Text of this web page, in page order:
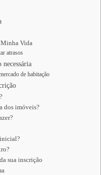
Vida
atrasos
de habitação
dos imóveis?
sua inscrição